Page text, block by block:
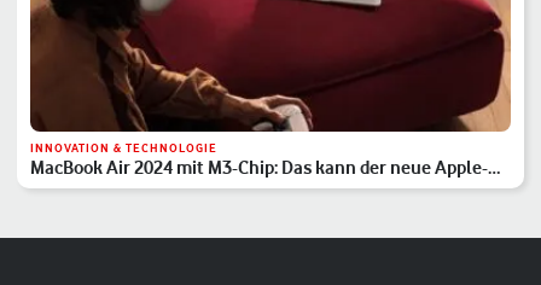
INNOVATION & TECHNOLOGIE
MacBook Air 2024 mit M3-Chip: Das kann der neue Apple-
Laptop